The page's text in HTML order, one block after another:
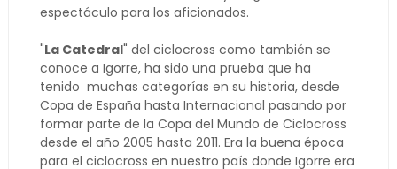
espectáculo para los aficionados.
"La Catedral" del ciclocross como también se
conoce a Igorre, ha sido una prueba que ha
tenido muchas categorías en su historia, desde
Copa de España hasta Internacional pasando por
formar parte de la Copa del Mundo de Ciclocross
desde el año 2005 hasta 2011. Era la buena época
para el ciclocross en nuestro país donde Igorre era